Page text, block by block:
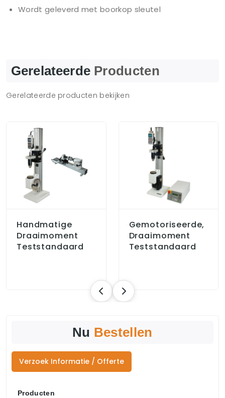
Wordt geleverd met boorkop sleutel
Gerelateerde Producten
Gerelateerde producten bekijken
Handmatige
Draaimoment
Teststandaard
Gemotoriseerde,
Draaimoment
Teststandaard
Nu Bestellen
Verzoek Informatie / Offerte
Producten